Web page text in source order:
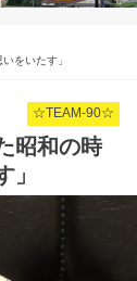
をいたす」
☆TEAM-90☆
昭和の時
」